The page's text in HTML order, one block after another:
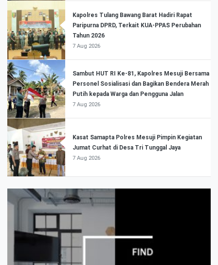
Kapolres Tulang Bawang Barat Hadiri Rapat
Paripurna DPRD, Terkait KUA-PPAS Perubahan
Tahun 2026
7 Aug 2026
Sambut HUT RI Ke-81, Kapolres Mesuji Bersama
Personel Sosialisasi dan Bagikan Bendera Merah
Putih kepada Warga dan Pengguna Jalan
7 Aug 2026
Kasat Samapta Polres Mesuji Pimpin Kegiatan
Jumat Curhat di Desa Tri Tunggal Jaya
7 Aug 2026